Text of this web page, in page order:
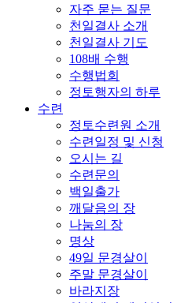
자주 묻는 질문
천일결사 소개
천일결사 기도
108배 수행
수행법회
정토행자의 하루
수련
정토수련원 소개
수련일정 및 신청
오시는 길
수련문의
백일출가
깨달음의 장
나눔의 장
명상
49일 문경살이
주말 문경살이
바라지장